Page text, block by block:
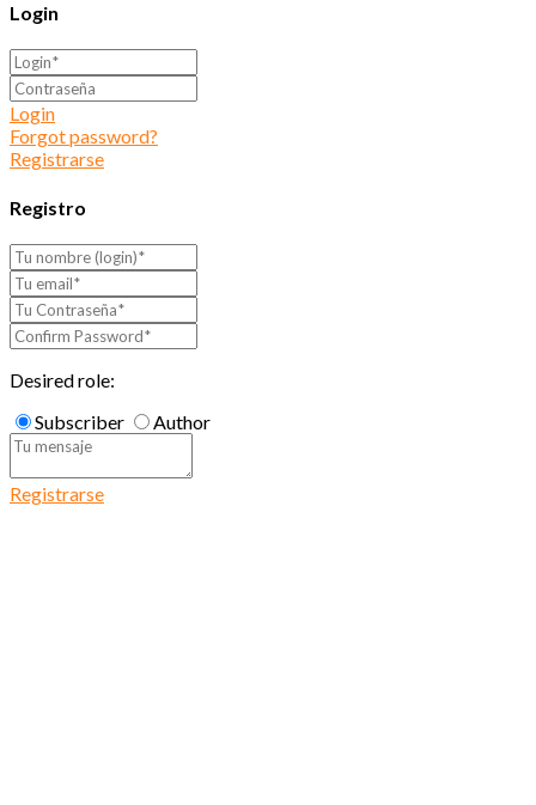
Login
Login
Forgot password?
Registrarse
Registro
Desired role:
Subscriber
Author
Registrarse